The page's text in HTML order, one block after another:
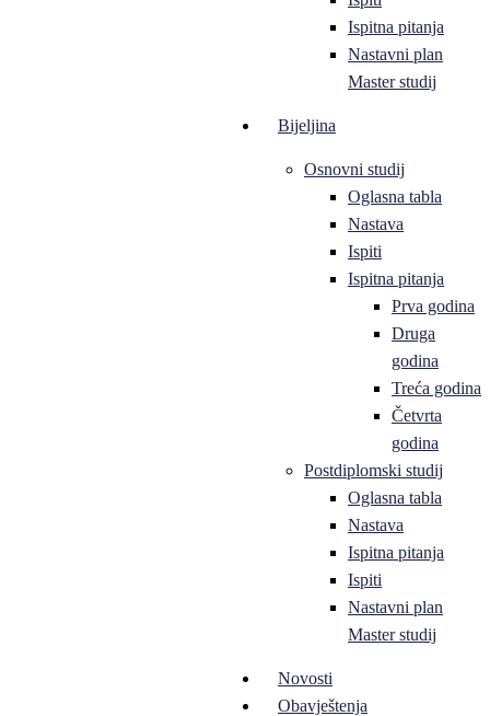
Ispitna pitanja
Nastavni plan
Master studij
Bijeljina
Osnovni studij
Oglasna tabla
Nastava
Ispiti
Ispitna pitanja
Prva godina
Druga
godina
Treća godina
Četvrta
godina
Postdiplomski studij
Oglasna tabla
Nastava
Ispitna pitanja
Ispiti
Nastavni plan
Master studij
Novosti
Obavještenja